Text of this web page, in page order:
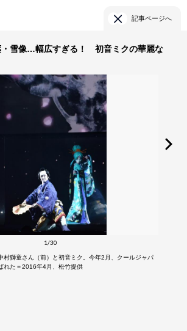
記事ページへ
・雪像…幅広すぎる！ 初音ミクの華麗な
1/30
村獅童さん（前）と初音ミク。今年2月、クールジャパ
れた＝2016年4月、松竹提供